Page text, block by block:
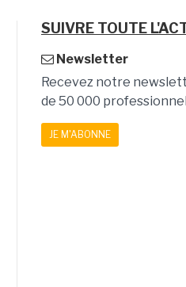
SUIVRE TOUTE
Newsletter
Recevez notre
de 50 000
JE M'ABONNE